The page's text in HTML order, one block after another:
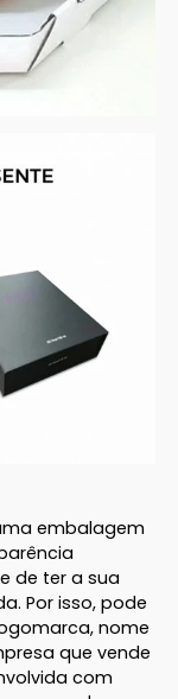
embalagem
de ter a sua
Por isso, pode
nome
que vende
com